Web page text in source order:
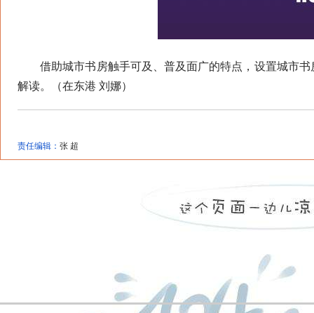
借助城市书房触手可及、普及面广的特点，设置城市书
解读。（在东港 刘娜）
责任编辑： 张 超